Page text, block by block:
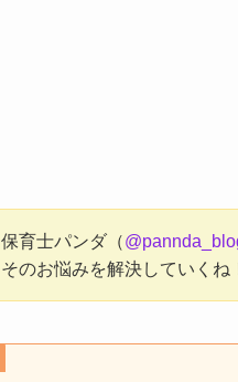
保育士パンダ（
そのお悩みを解決していくね